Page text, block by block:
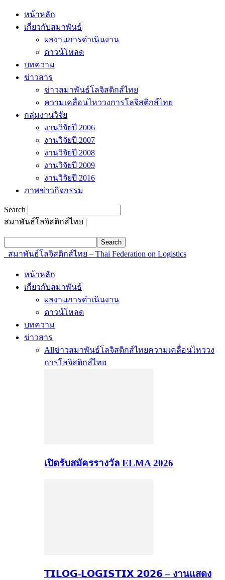
หน้าหลัก
เกี่ยวกับสมาพันธ์
ผลงานการดำเนินงาน
ดาวน์โหลด
บทความ
ข่าวสาร
ข่าวสมาพันธ์โลจิสติกส์ไทย
ความเคลื่อนไหววงการโลจิสติกส์ไทย
กลุ่มงานวิจัย
งานวิจัยปี 2006
งานวิจัยปี 2007
งานวิจัยปี 2008
งานวิจัยปี 2009
งานวิจัยปี 2016
ภาพข่าวกิจกรรม
Search
สมาพันธ์โลจิสติกส์ไทย |
สมาพันธ์โลจิสติกส์ไทย – Thai Federation on Logistics
หน้าหลัก
เกี่ยวกับสมาพันธ์
ผลงานการดำเนินงาน
ดาวน์โหลด
บทความ
ข่าวสาร
Allข่าวสมาพันธ์โลจิสติกส์ไทยความเคลื่อนไหววง
การโลจิสติกส์ไทย
เปิดรับสมัครรางวัล ELMA 2026
𝗧𝗜𝗟𝗢𝗚-𝗟𝗢𝗚𝗜𝗦𝗧𝗜𝗫 𝟮𝟬𝟮𝟲 – งานแสดง